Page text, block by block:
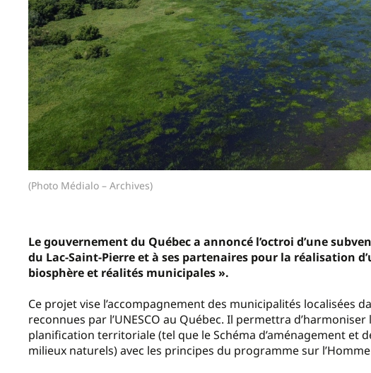
(Photo Médialo – Archives)
Le gouvernement du Québec a annoncé l’octroi d’une
du Lac-Saint-Pierre et à ses partenaires pour la réalisation
biosphère et réalités municipales ».
Ce projet vise l’accompagnement des municipalités localisées
reconnues par l’UNESCO au Québec. Il permettra
planification territoriale (tel que le Schéma d’aménagement et
milieux naturels) avec les principes du programme sur l’Homme